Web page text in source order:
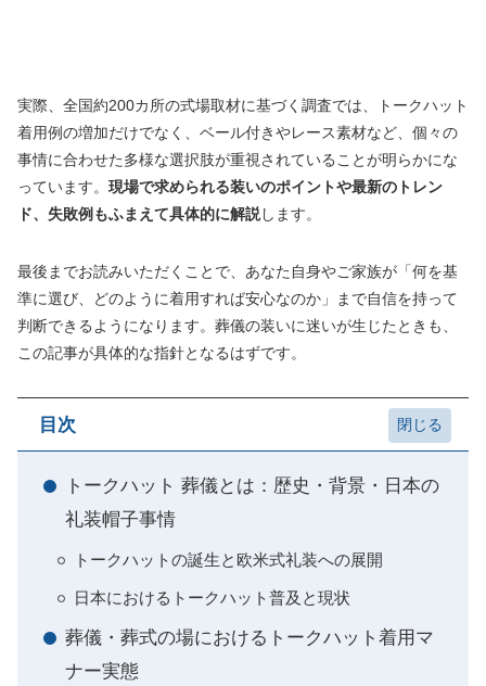
実際、全国約200カ所の式場取材に基づく調査では、トークハット
着用例の増加だけでなく、ベール付きやレース素材など、個々の
事情に合わせた多様な選択肢が重視されていることが明らかにな
っています。 現場で求められる装いのポイントや最新のトレン
ド、失敗例もふまえて具体的に解説します。
最後までお読みいただくことで、あなた自身やご家族が「何を基
準に選び、どのように着用すれば安心なのか」まで自信を持って
判断できるようになります。葬儀の装いに迷いが生じたときも、
この記事が具体的な指針となるはずです。
目次
トークハット 葬儀とは：歴史・背景・日本の
礼装帽子事情
トークハットの誕生と欧米式礼装への展開
日本におけるトークハット普及と現状
葬儀・葬式の場におけるトークハット着用マ
ナー実態